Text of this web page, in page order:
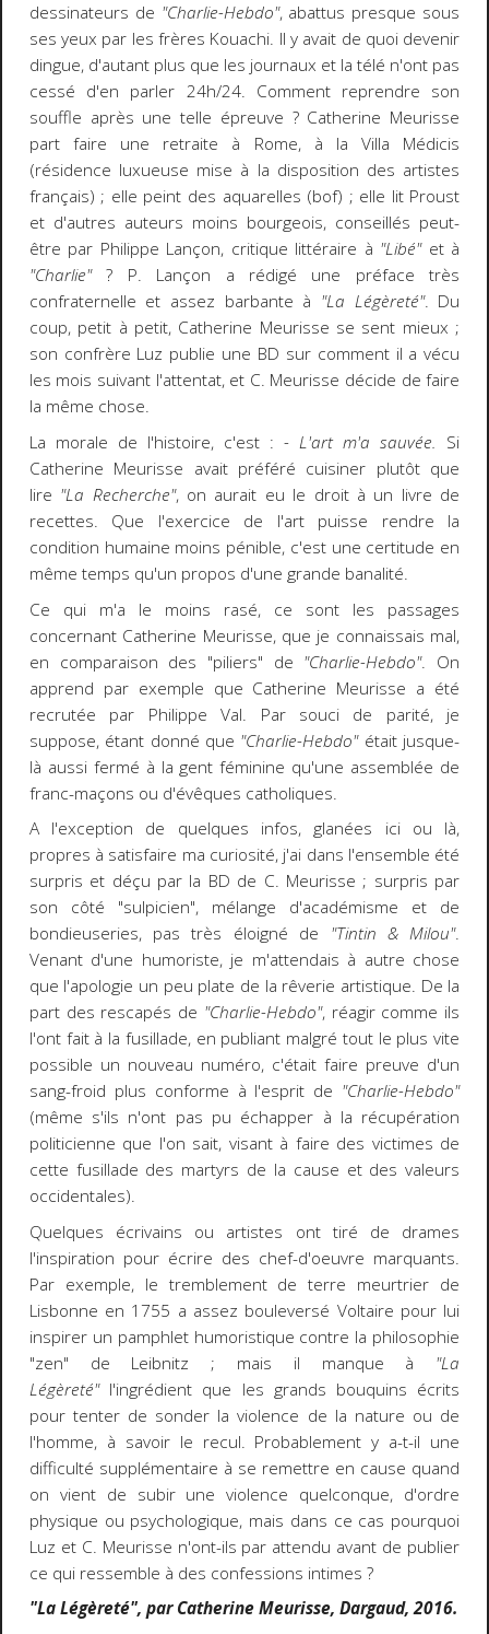
dessinateurs de "Charlie-Hebdo", abattus presque sous
ses yeux par les frères Kouachi. Il y avait de quoi devenir
dingue, d'autant plus que les journaux et la télé n'ont pas
cessé d'en parler 24h/24. Comment reprendre son
souffle après une telle épreuve ? Catherine Meurisse
part faire une retraite à Rome, à la Villa Médicis
(résidence luxueuse mise à la disposition des artistes
français) ; elle peint des aquarelles (bof) ; elle lit Proust
et d'autres auteurs moins bourgeois, conseillés peut-
être par Philippe Lançon, critique littéraire à "Libé"et à
"Charlie"? P. Lançon a rédigé une préface très
confraternelle et assez barbante à "La Légèreté". Du
coup, petit à petit, Catherine Meurisse se sent mieux ;
son confrère Luz publie une BD sur comment il a vécu
les mois suivant l'attentat, et C. Meurisse décide de faire
la même chose.
La morale de l'histoire, c'est :- L'art m'a sauvée. Si
Catherine Meurisse avait préféré cuisiner plutôt que
lire "La Recherche", on aurait eu le droit à un livre de
recettes. Que l'exercice de l'art puisse rendre la
condition humaine moins pénible, c'est une certitude en
même temps qu'un propos d'une grande banalité.
Ce qui m'a le moins rasé, ce sont les passages
concernant Catherine Meurisse, que je connaissais mal,
en comparaison des "piliers" de "Charlie-Hebdo". On
apprend par exemple que Catherine Meurisse a été
recrutée par Philippe Val. Par souci de parité, je
suppose, étant donné que "Charlie-Hebdo"était jusque-
là aussi fermé à la gent féminine qu'une assemblée de
franc-maçons ou d'évêques catholiques.
A l'exception de quelques infos, glanées ici ou là,
propres à satisfaire ma curiosité, j'ai dans l'ensemble été
surpris et déçu par la BD de C. Meurisse ; surpris par
son côté "sulpicien", mélange d'académisme et de
bondieuseries, pas très éloigné de "Tintin & Milou".
Venant d'une humoriste, je m'attendais à autre chose
que l'apologie un peu plate de la rêverie artistique. De la
part des rescapés de "Charlie-Hebdo", réagir comme ils
l'ont fait à la fusillade, en publiant malgré tout le plus vite
possible un nouveau numéro, c'était faire preuve d'un
sang-froid plus conforme à l'esprit de "Charlie-Hebdo"
(même s'ils n'ont pas pu échapper à la récupération
politicienne que l'on sait, visant à faire des victimes de
cette fusillade des martyrs de la cause et des valeurs
occidentales).
Quelques écrivains ou artistes ont tiré de drames
l'inspiration pour écrire des chef-d'oeuvre marquants.
Par exemple, le tremblement de terre meurtrier de
Lisbonne en 1755 a assez bouleversé Voltaire pour lui
inspirer un pamphlet humoristique contre la philosophie
"zen" de Leibnitz ; mais il manque à "La
Légèreté"l'ingrédient que les grands bouquins écrits
pour tenter de sonder la violence de la nature ou de
l'homme, à savoir le recul. Probablement y a-t-il une
difficulté supplémentaire à se remettre en cause quand
on vient de subir une violence quelconque, d'ordre
physique ou psychologique, mais dans ce cas pourquoi
Luz et C. Meurisse n'ont-ils par attendu avant de publier
ce qui ressemble à des confessions intimes ?
"La Légèreté", par Catherine Meurisse, Dargaud, 2016.